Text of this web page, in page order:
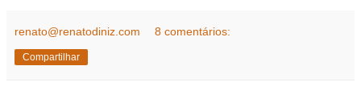
renato@renatodiniz.com 8 comentários:
Compartilhar